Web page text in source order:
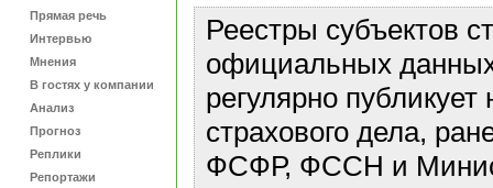
Прямая речь
Интервью
Мнения
В гостях у компании
Анализ
Прогноз
Реплики
Репортажи
Реестры субъектов
официальных данных
регулярно
страхового дела,
ФСФР, ФССН и